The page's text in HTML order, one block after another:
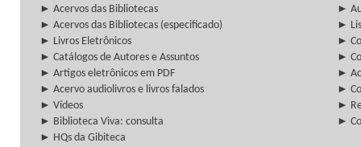
► Acervos das Bibliotecas
►
► Acervos das Bibliotecas (especificado)
►
► Livros Eletrônicos
►
► Catálogos de Autores e Assuntos
►
► Artigos eletrônicos em PDF
►
► Acervo audiolivros e livros falados
►
► Vídeos
►
► Biblioteca Viva: consulta
►
► HQs da Gibiteca